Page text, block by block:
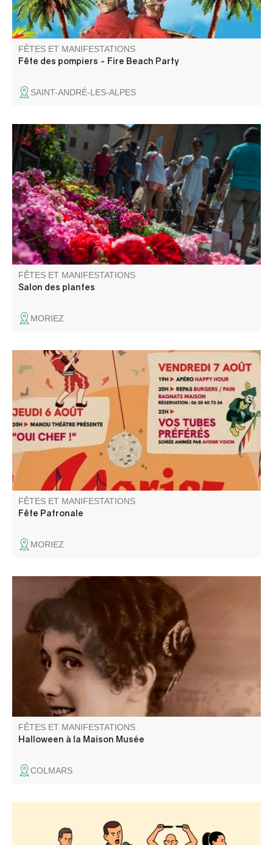
FÊTES ET MANIFESTATIONS
Fête des pompiers - Fire Beach Party
SAINT-ANDRÉ-LES-ALPES
L’association La Fleur de Sel, qui l’organise, redouble
d’effort et d’inventivité : les rues du village prennent des
airs de floralies et se transforment en une véritable
pépinière à ciel ouvert !
FÊTES ET MANIFESTATIONS
Salon des plantes
MORIEZ
Le Comité des fêtes vous propose ses soirées
dansantes,. fanfare, animation pour enfants, concours de
longue, messe, dépôt de gerbes, et repas sur résa.
FÊTES ET MANIFESTATIONS
Fête Patronale
MORIEZ
Restez sur vos gardes... Les mannequins qui peuplent
nos expositions pourraient bien ne plus être de cire. Entre
deux clignotements de bougies, certains de nos habitants
ont décidé de reprendre vie pour vous conter leur propre
version de l’histoire.
FÊTES ET MANIFESTATIONS
Halloween à la Maison Musée
COLMARS
Groupe de Rock. Barbecue géant, pizzas au feu de bois,
tout ce qu'il faut pour passer une excellente soirée.